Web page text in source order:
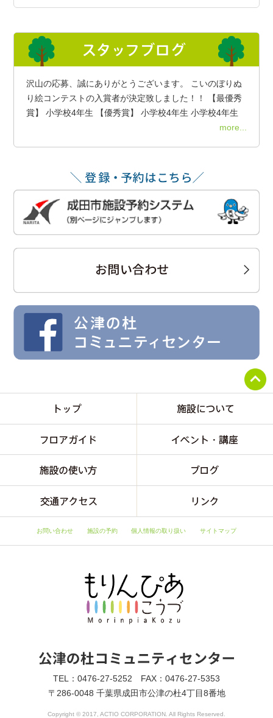
沢山の応募、誠にありがとうございます。 こいのぼりぬ
り絵コンテストの入賞者が決定致しました！！ 【最優秀
賞】 小学校4年生 【優秀賞】 小学校4年生 小学校4年生
more...
お問い合わせ 施設の予約 個人情報の取り扱い サイトマップ
TEL：0476-27-5252 FAX：0476-27-5353
〒286-0048 千葉県成田市公津の杜4丁目8番地
Copyright © 2017, ACTIO CORPORATION. All Rights Reserved.